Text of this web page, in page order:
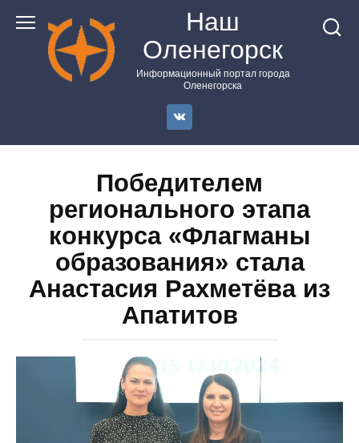
контенту
Наш
Оленегорск
Информационный портал города
Оленегорска
Победителем
регионального этапа
конкурса «Флагманы
образования» стала
Анастасия Рахметёва из
Апатитов